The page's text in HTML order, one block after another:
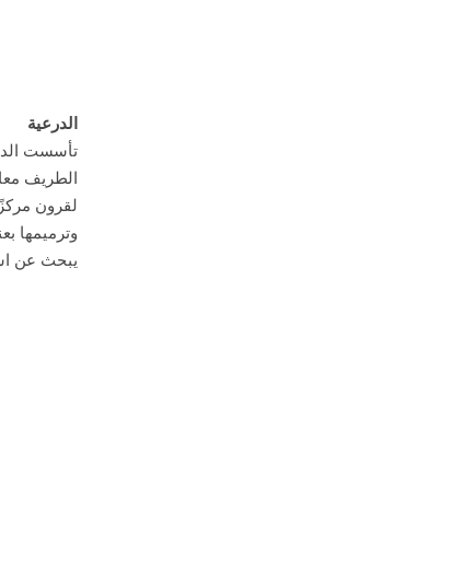
الدرعية
تأسست
الطريف
لقرون
يبحث عن